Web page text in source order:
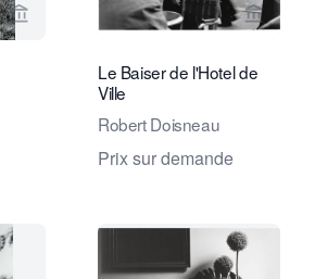
Voir la page vendeur de EduardVoir la
Le Baiser de l'Hotel de
Ville
Robert Doisneau
Prix sur demande